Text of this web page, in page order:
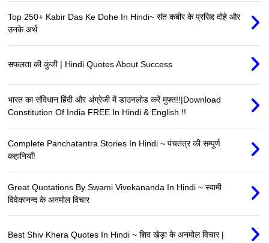
Top 250+ Kabir Das Ke Dohe In Hindi~ संत कबीर के प्रसिद्द दोहे और
उनके अर्थ
सफलता की कुंजी | Hindi Quotes About Success
भारत का संविधान हिंदी और अंग्रेजी में डाउनलोड करें मुफ्त!!|Download
Constitution Of India FREE In Hindi & English !!
Complete Panchatantra Stories In Hindi ~ पंचतंत्र की सम्पूर्ण
कहानियाँ!
Great Quotations By Swami Vivekananda In Hindi ~ स्वामी
विवेकानन्द के अनमोल विचार
Best Shiv Khera Quotes In Hindi ~ शिव खेड़ा के अनमोल विचार |